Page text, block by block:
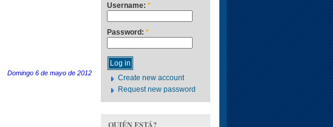
Domingo 6 de mayo de 2012
Username: *
Password: *
Create new account
Request new password
QUIÉN ESTÁ?